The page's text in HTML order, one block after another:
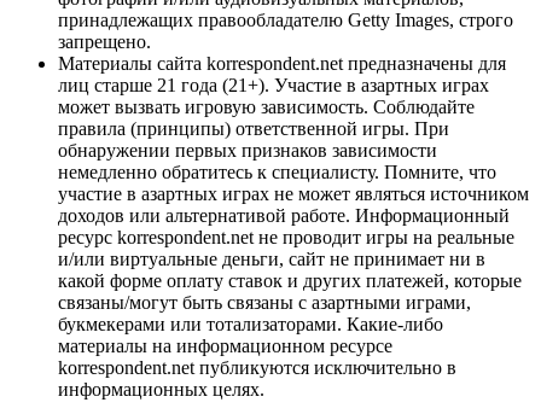
принадлежащих правообладателю Getty Images, строго
запрещено.
Материалы сайта korrespondent.net предназначены для
лиц старше 21 года (21+). Участие в азартных играх
может вызвать игровую зависимость. Соблюдайте
правила (принципы) ответственной игры. При
обнаружении первых признаков зависимости
немедленно обратитесь к специалисту. Помните, что
участие в азартных играх не может являться источником
доходов или альтернативой работе. Информационный
ресурс korrespondent.net не проводит игры на реальные
и/или виртуальные деньги, сайт не принимает ни в
какой форме оплату ставок и других платежей, которые
связаны/могут быть связаны с азартными играми,
букмекерами или тотализаторами. Какие-либо
материалы на информационном ресурсе
korrespondent.net публикуются исключительно в
информационных целях.